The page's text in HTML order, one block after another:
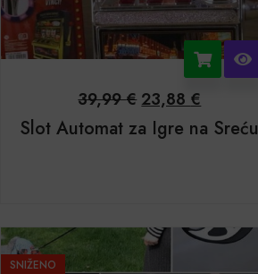
39,99€ 23,88 €
Slot Automat za Igre na Sreću
SNIŽENO